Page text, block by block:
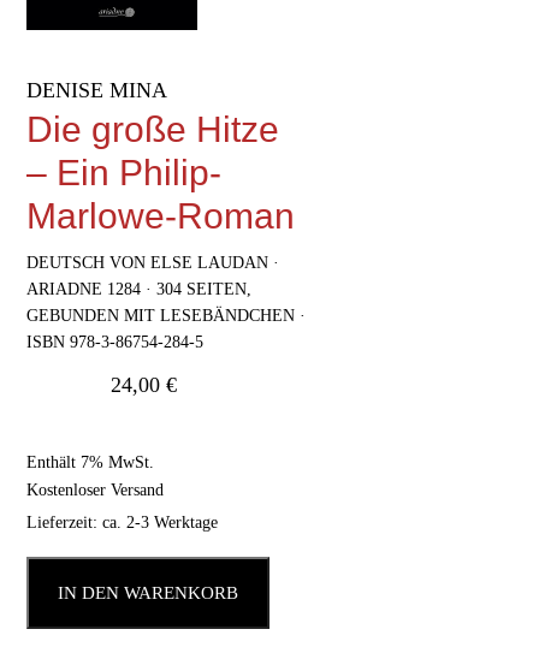
DENISE MINA
Die große Hitze
– Ein Philip-
Marlowe-Roman
DEUTSCH VON ELSE LAUDAN ·
ARIADNE 1284 · 304 SEITEN,
GEBUNDEN MIT LESEBÄNDCHEN ·
ISBN 978-3-86754-284-5
24,00€
Enthält 7% MwSt.
Kostenloser Versand
Lieferzeit: ca. 2-3 Werktage
IN DEN WARENKORB